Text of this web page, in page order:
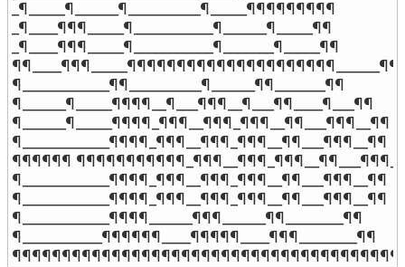
_¶_____¶______¶__________¶_____¶¶¶¶¶¶¶¶¶
_¶____¶¶¶_____¶___________¶______¶_____¶¶
_¶____¶¶¶_____¶___________¶_______¶_____¶¶
¶¶____¶¶¶_____¶¶¶¶¶¶¶¶¶¶¶¶¶¶¶¶¶¶¶¶¶______¶¶
¶____________¶¶__________¶______¶¶_______¶¶
¶______¶_____¶¶¶¶__¶___¶¶¶__¶___¶¶____¶___¶¶
¶______¶_____¶¶¶¶_¶¶¶__¶¶¶_¶¶¶__¶¶___¶¶¶__¶¶
¶____________¶¶¶¶_¶¶¶__¶¶¶_¶¶¶__¶¶___¶¶¶__¶¶
¶¶¶¶¶¶
¶____________¶¶¶¶_¶¶¶__¶¶¶_¶¶¶__¶¶___¶¶¶__¶¶
¶____________¶¶¶¶_¶¶¶__¶¶¶_¶¶¶__¶¶___¶¶¶__¶¶
¶____________¶¶¶¶______¶¶¶______¶¶________¶¶
¶___________¶¶¶¶¶¶____¶¶¶¶¶____¶¶¶________¶¶